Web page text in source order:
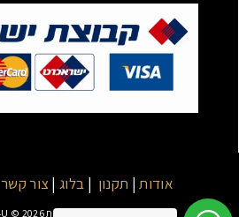
אודות | תקנון | בלוג | צור קשר
כל הזכויות שמורות Alcohol4U © 2026